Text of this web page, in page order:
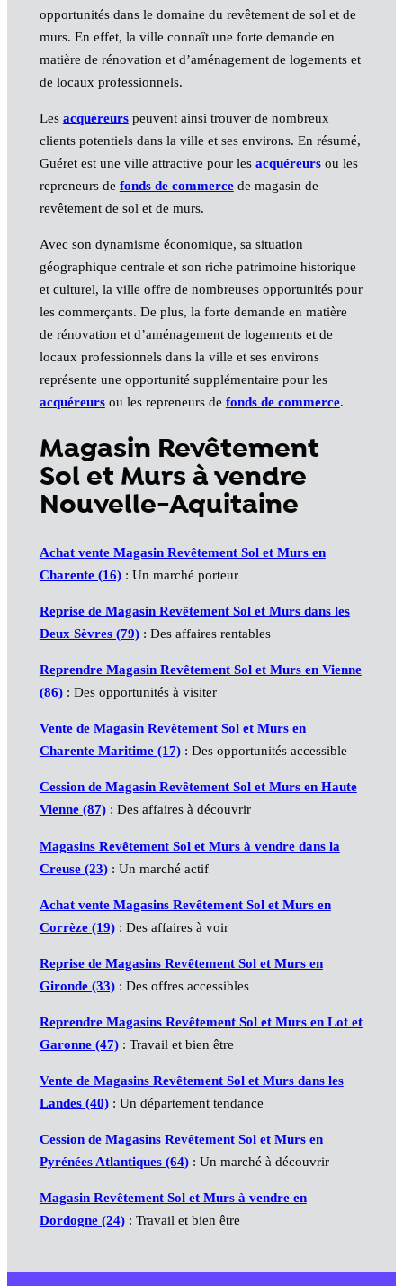
opportunités dans le domaine du revêtement de sol et de
murs. En effet, la ville connaît une forte demande en
matière de rénovation et d’aménagement de logements et
de locaux professionnels.
Les acquéreurspeuvent ainsi trouver de nombreux
clients potentiels dans la ville et ses environs. En résumé,
Guéret est une ville attractive pour les acquéreursou les
repreneurs de fonds de commercede magasin de
revêtement de sol et de murs.
Avec son dynamisme économique, sa situation
géographique centrale et son riche patrimoine historique
et culturel, la ville offre de nombreuses opportunités pour
les commerçants. De plus, la forte demande en matière
de rénovation et d’aménagement de logements et de
locaux professionnels dans la ville et ses environs
représente une opportunité supplémentaire pour les
acquéreursou les repreneurs de fonds de commerce.
Magasin Revêtement
Sol et Murs à vendre
Nouvelle-Aquitaine
Achat vente Magasin Revêtement Sol et Murs en
Charente (16): Un marché porteur
Reprise de Magasin Revêtement Sol et Murs dans les
Deux Sèvres (79): Des affaires rentables
Reprendre Magasin Revêtement Sol et Murs en Vienne
(86): Des opportunités à visiter
Vente de Magasin Revêtement Sol et Murs en
Charente Maritime (17): Des opportunités accessible
Cession de Magasin Revêtement Sol et Murs en Haute
Vienne (87): Des affaires à découvrir
Magasins Revêtement Sol et Murs à vendre dans la
Creuse (23): Un marché actif
Achat vente Magasins Revêtement Sol et Murs en
Corrèze (19): Des affaires à voir
Reprise de Magasins Revêtement Sol et Murs en
Gironde (33): Des offres accessibles
Reprendre Magasins Revêtement Sol et Murs en Lot et
Garonne (47): Travail et bien être
Vente de Magasins Revêtement Sol et Murs dans les
Landes (40): Un département tendance
Cession de Magasins Revêtement Sol et Murs en
Pyrénées Atlantiques (64): Un marché à découvrir
Magasin Revêtement Sol et Murs à vendre en
Dordogne (24): Travail et bien être